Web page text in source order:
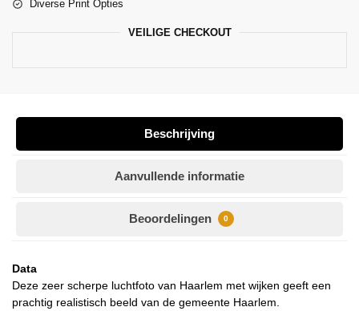
Diverse Print Opties
VEILIGE CHECKOUT
Beschrijving
Aanvullende informatie
Beoordelingen 0
Data
Deze zeer scherpe luchtfoto van Haarlem met wijken geeft een
prachtig realistisch beeld van de gemeente Haarlem.